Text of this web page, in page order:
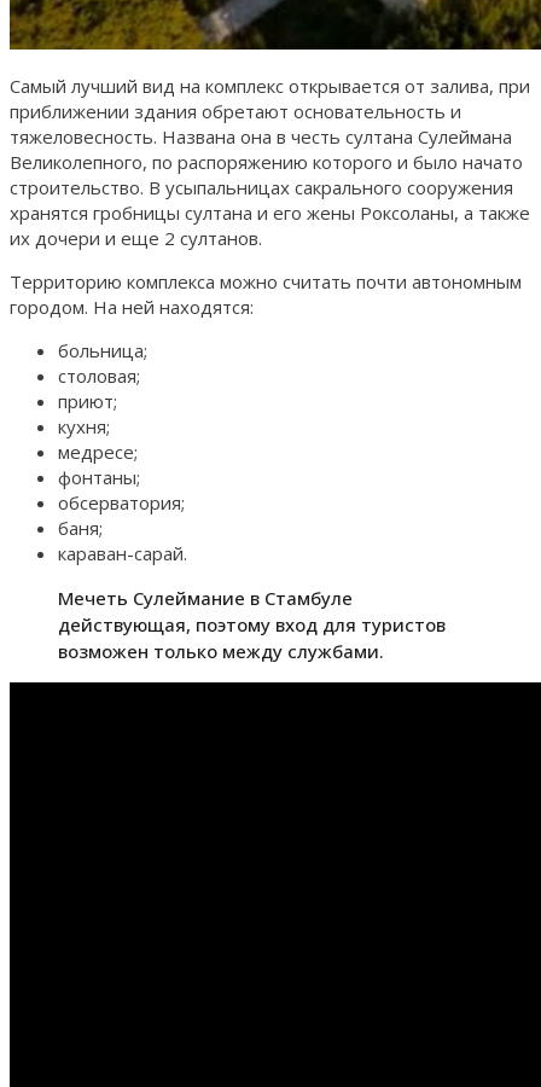
Самый лучший вид на комплекс открывается от залива, при
приближении здания обретают основательность и
тяжеловесность. Названа она в честь султана Сулеймана
Великолепного, по распоряжению которого и было начато
строительство. В усыпальницах сакрального сооружения
хранятся гробницы султана и его жены Роксоланы, а также
их дочери и еще 2 султанов.
Территорию комплекса можно считать почти автономным
городом. На ней находятся:
больница;
столовая;
приют;
кухня;
медресе;
фонтаны;
обсерватория;
баня;
караван-сарай.
Мечеть Сулеймание в Стамбуле
действующая, поэтому вход для туристов
возможен только между службами.